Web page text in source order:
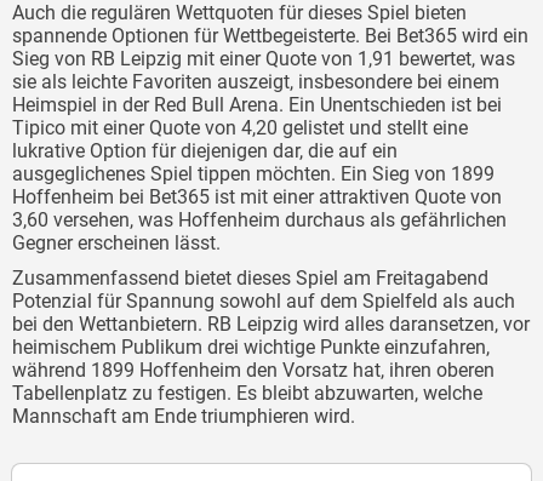
Auch die regulären Wettquoten für dieses Spiel bieten
spannende Optionen für Wettbegeisterte. Bei Bet365 wird ein
Sieg von RB Leipzig mit einer Quote von 1,91 bewertet, was
sie als leichte Favoriten auszeigt, insbesondere bei einem
Heimspiel in der Red Bull Arena. Ein Unentschieden ist bei
Tipico mit einer Quote von 4,20 gelistet und stellt eine
lukrative Option für diejenigen dar, die auf ein
ausgeglichenes Spiel tippen möchten. Ein Sieg von 1899
Hoffenheim bei Bet365 ist mit einer attraktiven Quote von
3,60 versehen, was Hoffenheim durchaus als gefährlichen
Gegner erscheinen lässt.
Zusammenfassend bietet dieses Spiel am Freitagabend
Potenzial für Spannung sowohl auf dem Spielfeld als auch
bei den Wettanbietern. RB Leipzig wird alles daransetzen, vor
heimischem Publikum drei wichtige Punkte einzufahren,
während 1899 Hoffenheim den Vorsatz hat, ihren oberen
Tabellenplatz zu festigen. Es bleibt abzuwarten, welche
Mannschaft am Ende triumphieren wird.